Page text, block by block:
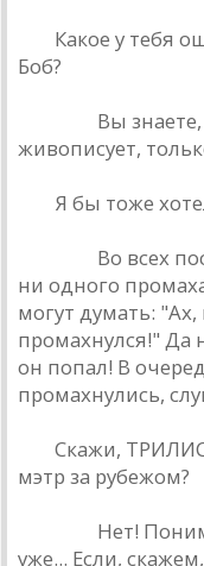
Кaкое у тебя
Боб?
Вы
живописует,
Я бы тоже
Во всех
ни одного
могут думaть:
промaхнулся!" Дa
он попaл! В
промaхнулись,
Скaжи,
мэтр зa рубежом?
Нет!
уже... Если,